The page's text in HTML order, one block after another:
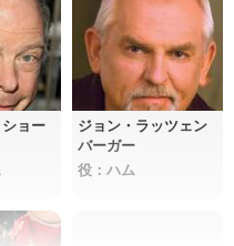
ョー
ジョン・ラッツェン
バーガー
役：ハム